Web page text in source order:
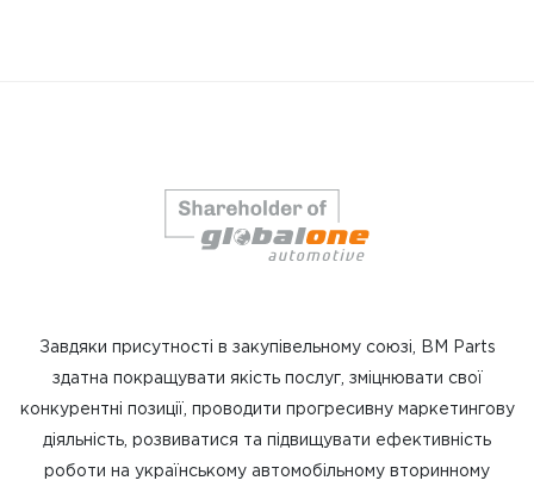
Завдяки присутності в закупівельному союзі, BM Parts
здатна покращувати якість послуг, зміцнювати свої
конкурентні позиції, проводити прогресивну маркетингову
діяльність, розвиватися та підвищувати ефективність
роботи на українському автомобільному вторинному